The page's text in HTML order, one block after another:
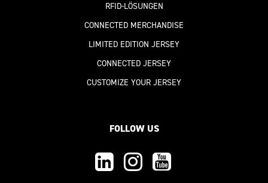
RFID-LÖSUNGEN
CONNECTED MERCHANDISE
LIMITED EDITION JERSEY
CONNECTED JERSEY
CUSTOMIZE YOUR JERSEY
FOLLOW US